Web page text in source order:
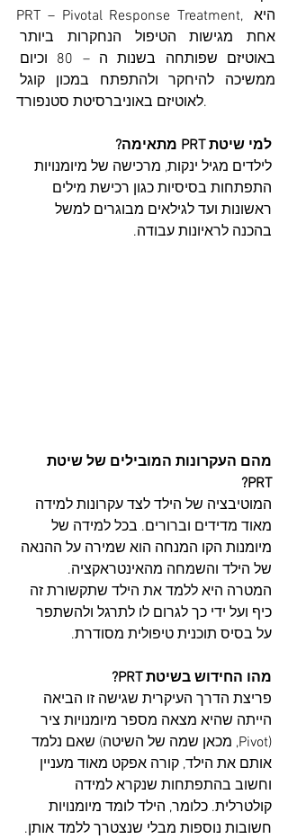
PRT – Pivotal Response Treatment, היא
לאוטיזם באוניברסיטת סטנפורד.
למי שיטת PRT מתאימה?
לילדים מגיל ינקות, מרכישה של מיומנויות
התפתחות בסיסיות כגון רכישת מילים
ראשונות ועד לגילאים מבוגרים למשל
בהכנה לראיונות עבודה.
מהם העקרונות המובילים של שיטת
PRT?
המוטיבציה של הילד לצד עקרונות למידה
מאוד מדידים וברורים. בכל למידה של
מיומנות הקו המנחה הוא שמירה על ההנאה
של הילד והשמחה מהאינטראקציה.
המטרה היא ללמד את הילד שתקשורת זה
כיף ועל ידי כך לגרום לו לתרגל ולהשתפר
על בסיס תוכנית טיפולית מסודרת.
מהו החידוש בשיטת PRT?
פריצת הדרך העיקרית שגישה זו הביאה
הייתה שהיא מצאה מספר מיומנויות ציר
(Pivot, מכאן שמה של השיטה) שאם נלמד
אותם את הילד, קורה אפקט מאוד מעניין
וחשוב בהתפתחות שנקרא למידה
קולטרלית. כלומר, הילד לומד מיומנויות
חשובות נוספות מבלי שנצטרך ללמד אותן.